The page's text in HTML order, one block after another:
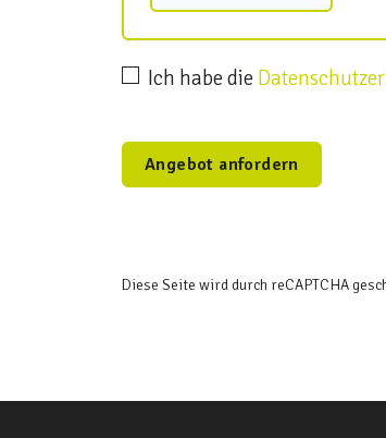
Ich habe die
Angebot anfordern
Diese Seite wird durch reCAPTCHA